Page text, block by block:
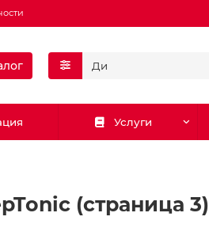
Услуги
(страница 3)